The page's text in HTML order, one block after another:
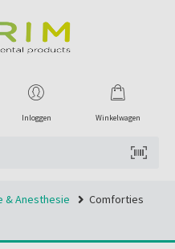
Winkelwagen
Inloggen
& Anesthesie
Comforties